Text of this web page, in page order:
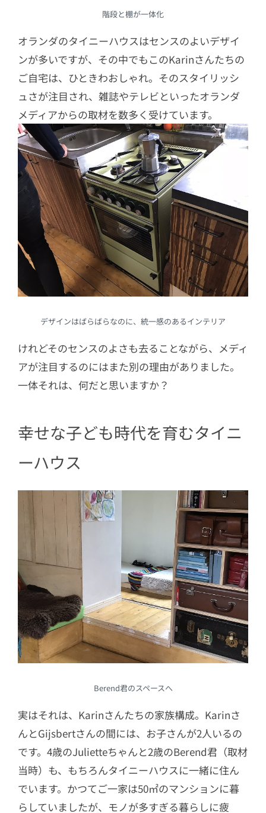
階段と棚が一体化
オランダのタイニーハウスはセンスのよいデザイ
ンが多いですが、その中でもこのKarinさんたちの
ご自宅は、ひときわおしゃれ。そのスタイリッシ
ュさが注目され、雑誌やテレビといったオランダ
メディアからの取材を数多く受けています。
デザインはばらばらなのに、統一感のあるインテリア
けれどそのセンスのよさも去ることながら、メディ
アが注目するのにはまた別の理由がありました。
一体それは、何だと思いますか？
幸せな子ども時代を育むタイニ
ーハウス
Berend君のスペースへ
実はそれは、Karinさんたちの家族構成。Karinさ
んとGijsbertさんの間には、お子さんが2人いるの
です。4歳のJulietteちゃんと2歳のBerend君（取材
当時）も、もちろんタイニーハウスに一緒に住ん
でいます。かつてご一家は50㎡のマンションに暮
らしていましたが、モノが多すぎる暮らしに疲